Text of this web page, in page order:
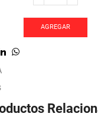
edy
cantidad
AGREGAR